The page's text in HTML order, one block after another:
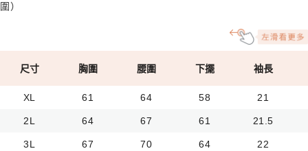
圍）
尺寸 胸圍 腰圍 下擺 袖長
XL 61 64 58 21
2L 64 67 61 21.5
3L 67 70 64 22